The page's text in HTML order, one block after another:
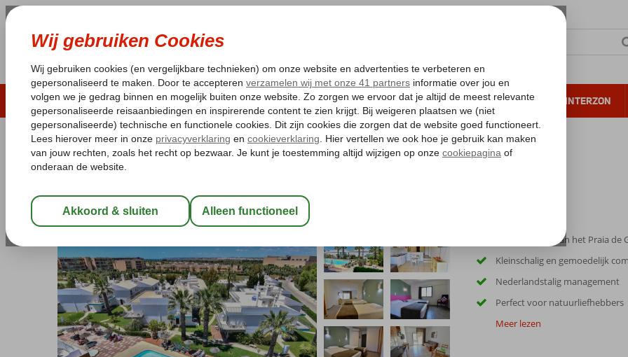
LAST MINUTE ZOMER 2026 ZONVAKANTIE VERRE REIZEN ALL INCLUSIVE WINTERZON
Pakketgarantie Laagsteprijsgarantie* Gratis annuleren*
Home
Portugal Algarve
Bayside Salgados
Logies-Appartement
Ca. 800 meter van het Praia de
Kleinschalig en gemoedelijk
Nederlandstalig management
Perfect voor natuurliefhebbers
Meer lezen